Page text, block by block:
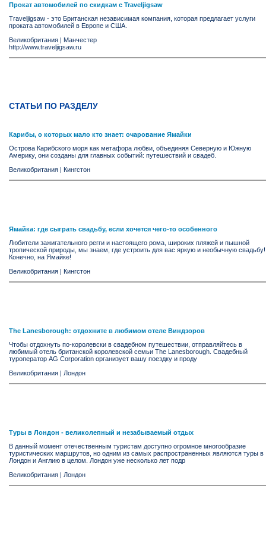
Прокат автомобилей по скидкам с Traveljigsaw
Traveljigsaw - это Британская независимая компания, которая предлагает услуги
проката автомобилей в Европе и США.
Великобритания | Манчестер
http://www.traveljigsaw.ru
СТАТЬИ ПО РАЗДЕЛУ
Карибы, о которых мало кто знает: очарование Ямайки
Острова Карибского моря как метафора любви, объединяя Северную и Южную
Америку, они созданы для главных событий: путешествий и свадеб.
Великобритания | Кингстон
Ямайка: где сыграть свадьбу, если хочется чего-то особенного
Любители зажигательного регги и настоящего рома, широких пляжей и пышной
тропической природы, мы знаем, где устроить для вас яркую и необычную свадьбу!
Конечно, на Ямайке!
Великобритания | Кингстон
The Lanesborough: отдохните в любимом отеле Виндзоров
Чтобы отдохнуть по-королевски в свадебном путешествии, отправляйтесь в
любимый отель британской королевской семьи The Lanesborough. Свадебный
туроператор AG Corporation организует вашу поездку и проду
Великобритания | Лондон
Туры в Лондон - великолепный и незабываемый отдых
В данный момент отечественным туристам доступно огромное многообразие
туристических маршрутов, но одним из самых распространенных являются туры в
Лондон и Англию в целом. Лондон уже несколько лет подр
Великобритания | Лондон